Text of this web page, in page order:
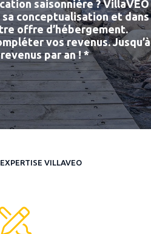
saisonnière ? VillaVEO
sa conceptualisation et dans
offre d’hébergement.
vos revenus. Jusqu’à
par an ! *
VILLAVEO